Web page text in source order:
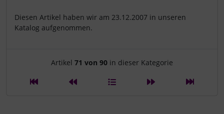
Diesen Artikel haben wir am 23.12.2007 in unseren
Katalog aufgenommen.
Artikelnavigation innerhalb
Artikel 71 von 90 in dieser Kategorie